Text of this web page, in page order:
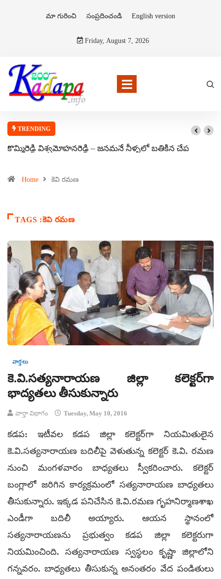
మా గురించి సంప్రదించండి English version
Friday, August 7, 2026
TRENDING
కొమ్మిరెడ్డి విశ్వమోహనరెడ్డి – జనమనే నీళ్ళలో బతికిన చేప
Home కెవి రమణ
TAGS :కెవి రమణ
వార్తలు
కె.వి.సత్యనారాయణ జిల్లా కలెక్టర్‌గా
భాద్యతలు తీసుకున్నారు
వార్తా విభాగం Tuesday, May 10, 2016
కడప: ఇటీవల కడప జిల్లా కలెక్టర్‌గా నియమితులైన
కె.వి.సత్యనారాయణ బదిలీపై వెళుతున్న కలెక్టర్ కె.వి. రమణ
నుంచి మంగళవారం బాధ్యతలు స్వీకరించారు. కలెక్టర్‌
బంగ్లాలో జరిగిన కార్యక్రమంలో సత్యనారాయణ బాధ్యతలు
తీసుకున్నారు. ఇక్కడ పనిచేసిన కె.వి.రమణ గృహనిర్మాణశాఖ
ఎండీగా బదిలీ అయ్యారు. ఆయన స్థానంలో
సత్యనారాయణను ప్రభుత్వం కడప జిల్లా కలెక్టరుగా
నియమించింది. సత్యనారాయణ స్వస్థలం కృష్ణా జిల్లాలోని
గన్నవరం. బాధ్యతలు తీసుకున్న అనంతరం వేద పండితులు